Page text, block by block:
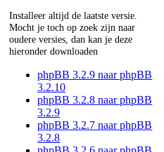
Installeer altijd de laatste versie.
Mocht je toch op zoek zijn naar
oudere versies, dan kan je deze
hieronder downloaden
phpBB 3.2.9 naar phpBB
3.2.10
phpBB 3.2.8 naar phpBB
3.2.9
phpBB 3.2.7 naar phpBB
3.2.8